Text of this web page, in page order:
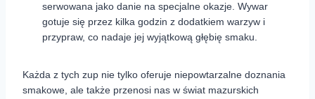
serwowana jako danie na specjalne okazje. Wywar
gotuje się przez kilka godzin z dodatkiem warzyw i
przypraw, co nadaje jej wyjątkową głębię smaku.
Każda z tych zup nie tylko oferuje niepowtarzalne doznania
smakowe, ale także przenosi nas w świat mazurskich